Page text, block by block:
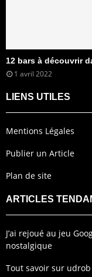
12 bars à découvrir
1 avril 2022
LIENS UTILES
Mentions Légales
Publier un Article
Plan de site
ARTICLES
J’ai rejoué au jeu
nostalgique
Tout savoir sur